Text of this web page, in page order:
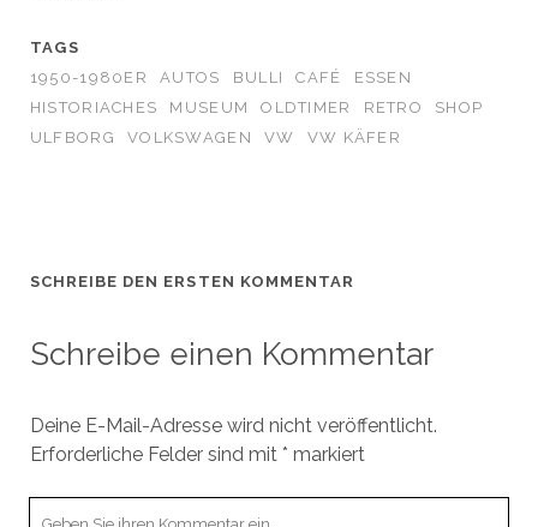
TAGS
1950-1980ER
AUTOS BULLI CAFÉ
ESSEN
HISTORIACHES
MUSEUM OLDTIMER RETRO
SHOP
ULFBORG
VOLKSWAGEN VW VW KÄFER
SCHREIBE DEN ERSTEN KOMMENTAR
Schreibe einen Kommentar
Deine E-Mail-Adresse wird nicht veröffentlicht.
Erforderliche Felder sind mit * markiert